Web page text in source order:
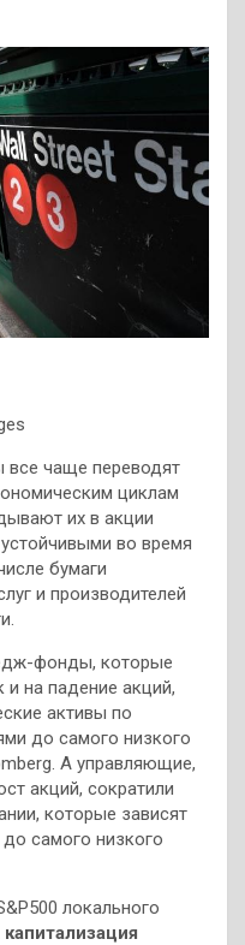
все чаще переводят
циклам
их в акции
во время
бумаги
и производителей
фонды, которые
и на падение акций,
активы по
до самого низкого
А управляющие,
акций, сократили
которые зависят
самого низкого
локального
капитализация